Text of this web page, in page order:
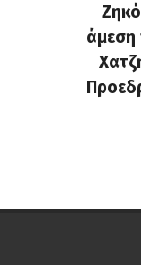
άμεση